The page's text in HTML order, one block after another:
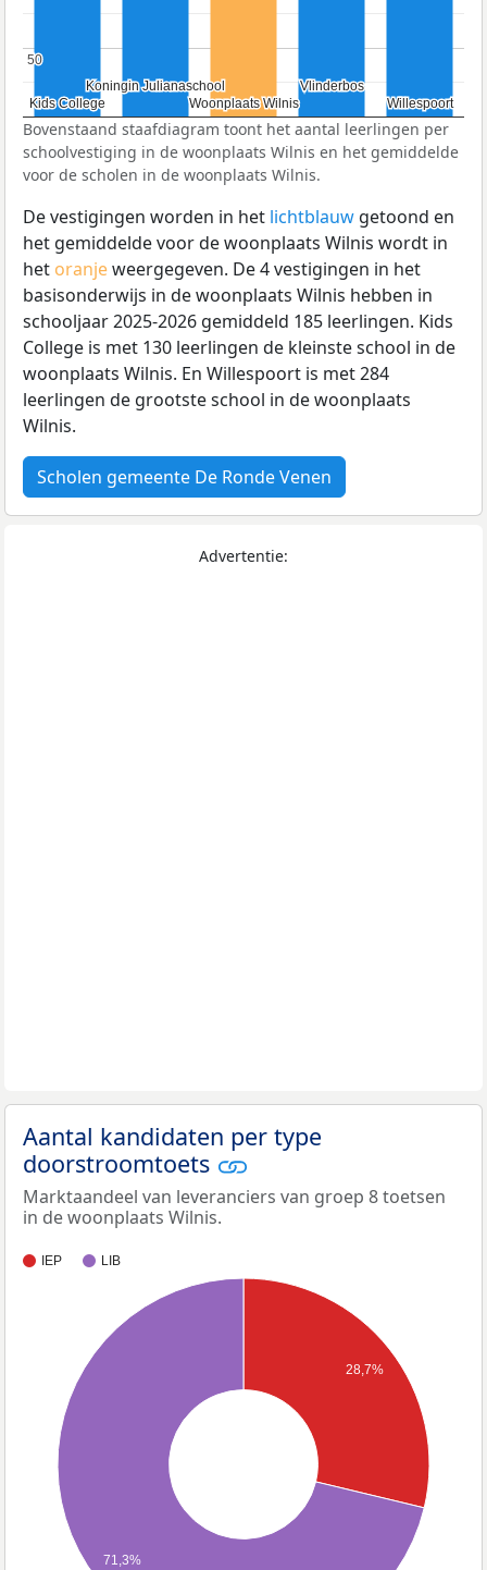
Kids College
Kids College
Koningin Julianaschool
Koningin Julianaschool
Woonplaats Wilnis
Woonplaats Wilnis
Vlinderbos
Vlinderbos
Willespoort
Willespoort
50
50
Bovenstaand staafdiagram toont het aantal leerlingen per
schoolvestiging in de woonplaats Wilnis en het gemiddelde
voor de scholen in de woonplaats Wilnis.
De vestigingen worden in het lichtblauw getoond en
het gemiddelde voor de woonplaats Wilnis wordt in
het oranjeweergegeven. De 4 vestigingen in het
basisonderwijs in de woonplaats Wilnis hebben in
schooljaar 2025-2026 gemiddeld 185 leerlingen. Kids
College is met 130 leerlingen de kleinste school in de
woonplaats Wilnis. En Willespoort is met 284
leerlingen de grootste school in de woonplaats
Wilnis.
Scholen gemeente De Ronde Venen
Advertentie:
Aantal kandidaten per type
doorstroomtoets
Marktaandeel van leveranciers van groep 8 toetsen
in de woonplaats Wilnis.
IEP LIB
28,7%
71,3%